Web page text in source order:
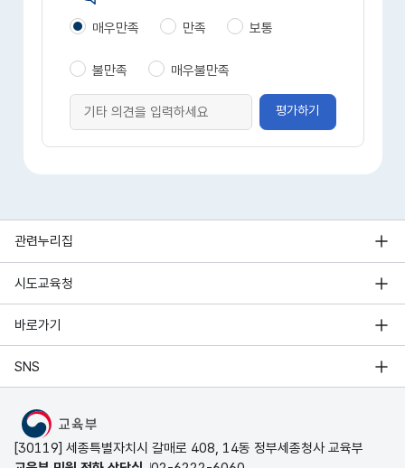
매우만족 만족 보통
불만족 매우불만족
평가하기
관련누리집
시도교육청
바로가기
SNS
MOE
[30119] 세종특별자치시 갈매로 408, 14동 정부세종청사 교육부